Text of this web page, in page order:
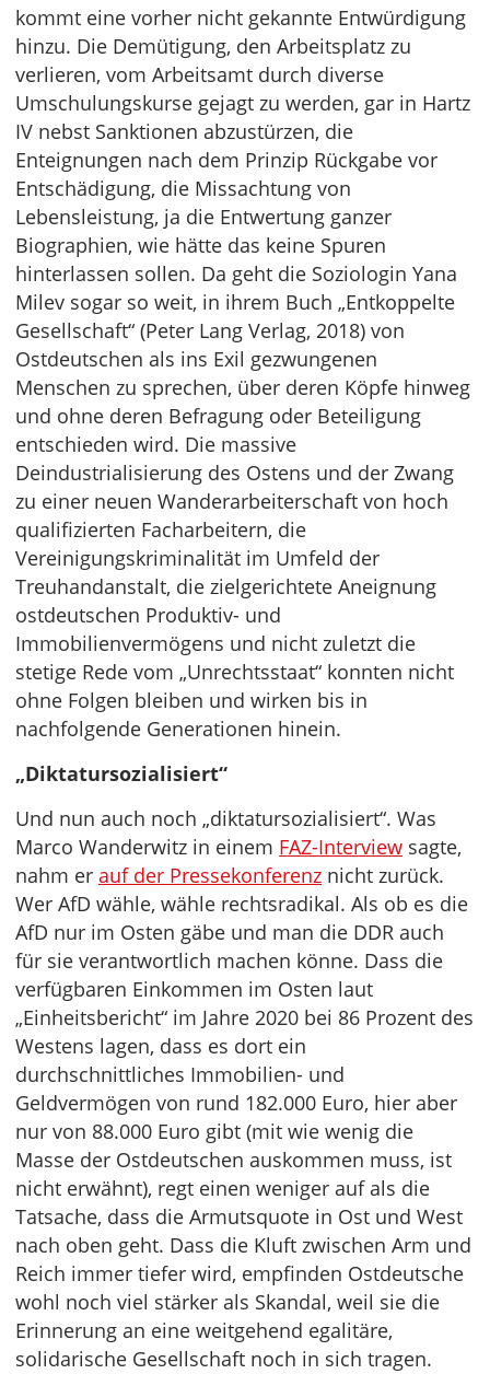
kommt eine vorher nicht gekannte Entwürdigung
hinzu. Die Demütigung, den Arbeitsplatz zu
verlieren, vom Arbeitsamt durch diverse
Umschulungskurse gejagt zu werden, gar in Hartz
IV nebst Sanktionen abzustürzen, die
Enteignungen nach dem Prinzip Rückgabe vor
Entschädigung, die Missachtung von
Lebensleistung, ja die Entwertung ganzer
Biographien, wie hätte das keine Spuren
hinterlassen sollen. Da geht die Soziologin Yana
Milev sogar so weit, in ihrem Buch „Entkoppelte
Gesellschaft“ (Peter Lang Verlag, 2018) von
Ostdeutschen als ins Exil gezwungenen
Menschen zu sprechen, über deren Köpfe hinweg
und ohne deren Befragung oder Beteiligung
entschieden wird. Die massive
Deindustrialisierung des Ostens und der Zwang
zu einer neuen Wanderarbeiterschaft von hoch
qualifizierten Facharbeitern, die
Vereinigungskriminalität im Umfeld der
Treuhandanstalt, die zielgerichtete Aneignung
ostdeutschen Produktiv- und
Immobilienvermögens und nicht zuletzt die
stetige Rede vom „Unrechtsstaat“ konnten nicht
ohne Folgen bleiben und wirken bis in
nachfolgende Generationen hinein.
„Diktatursozialisiert“
Und nun auch noch „diktatursozialisiert“. Was
Marco Wanderwitz in einem FAZ-Interview sagte,
nahm er auf der Pressekonferenz nicht zurück.
Wer AfD wähle, wähle rechtsradikal. Als ob es die
AfD nur im Osten gäbe und man die DDR auch
für sie verantwortlich machen könne. Dass die
verfügbaren Einkommen im Osten laut
„Einheitsbericht“ im Jahre 2020 bei 86 Prozent des
Westens lagen, dass es dort ein
durchschnittliches Immobilien- und
Geldvermögen von rund 182.000 Euro, hier aber
nur von 88.000 Euro gibt (mit wie wenig die
Masse der Ostdeutschen auskommen muss, ist
nicht erwähnt), regt einen weniger auf als die
Tatsache, dass die Armutsquote in Ost und West
nach oben geht. Dass die Kluft zwischen Arm und
Reich immer tiefer wird, empfinden Ostdeutsche
wohl noch viel stärker als Skandal, weil sie die
Erinnerung an eine weitgehend egalitäre,
solidarische Gesellschaft noch in sich tragen.